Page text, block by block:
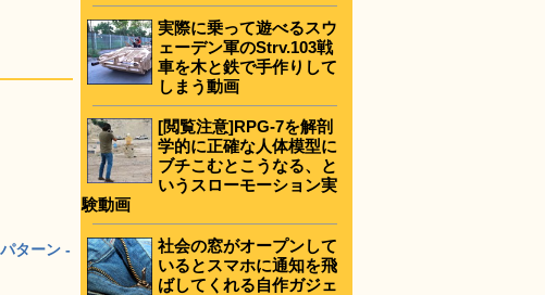
ターン -
実際に乗って遊べるスウ
ェーデン軍のStrv.103戦
車を木と鉄で手作りして
しまう動画
[閲覧注意]RPG-7を解剖
学的に正確な人体模型に
ブチこむとこうなる、と
いうスローモーション実
験動画
社会の窓がオープンして
いるとスマホに通知を飛
ばしてくれる自作ガジェ